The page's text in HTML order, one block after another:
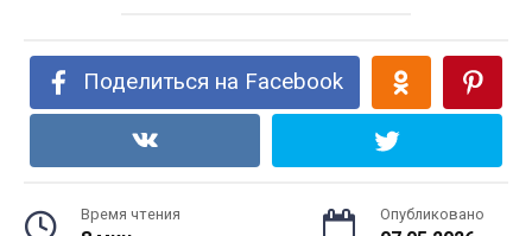
Поделиться на Facebook
Время чтения Опубликовано